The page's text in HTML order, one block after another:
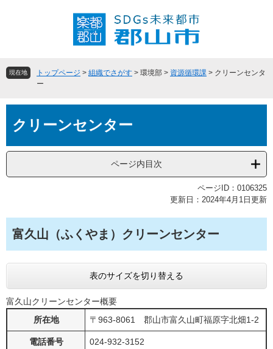
頭
飛
へ
現在地 トップページ > 組織でさがす > 環境部 > 資源循環課 > クリーンセンタ
ー
文クリーンセンター
ページ内目次
ページID：0106325
更新日：2024年4月1日更新
富久山（ふくやま）クリーンセンター
表のサイズを切り替える
富久山クリーンセンター概要
所在地
〒963-8061 郡山市富久山町福原字北畑1-2
電話番号 024-932-3152